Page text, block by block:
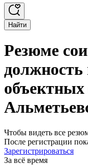
Найти
Резюме
Чтобы видеть все
После регистрации
Зарегистрироваться
За всё время